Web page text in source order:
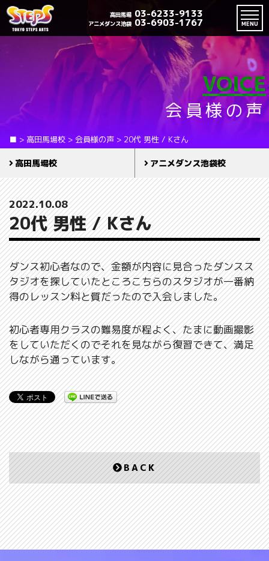
高田馬場 03-6233-9133
アニメダンス池袋 03-6903-1767 MENU
VOICE
会員様の声
■ > 高田馬場校 > 会員様の声 > 20代 男性 / Kさん
高田馬場校 アニメダンス池袋校
2022.10.08
20代 男性 / Kさん
ダンス初心者なので、金額が内容に見合ったダンスス
タジオを探していたところこちらのスタジオが一番納
得のレッスン料と質だったので入会しました。
初心者専用クラスの難易度が程よく、たまに動画撮影
をしていただくのでそれを見ながら復習できて、満足
しながら通っています。
BACK